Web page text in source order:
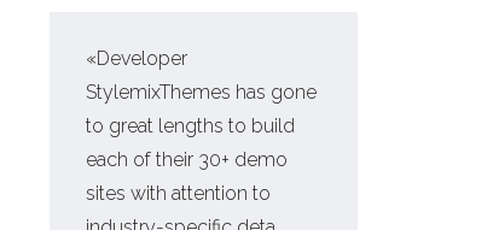
«Developer
StylemixThemes has gone
to great lengths to build
each of their 30+ demo
sites with attention to